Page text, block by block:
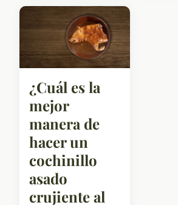
¿Cuál es la
mejor
manera de
hacer un
cochinillo
asado
crujiente al